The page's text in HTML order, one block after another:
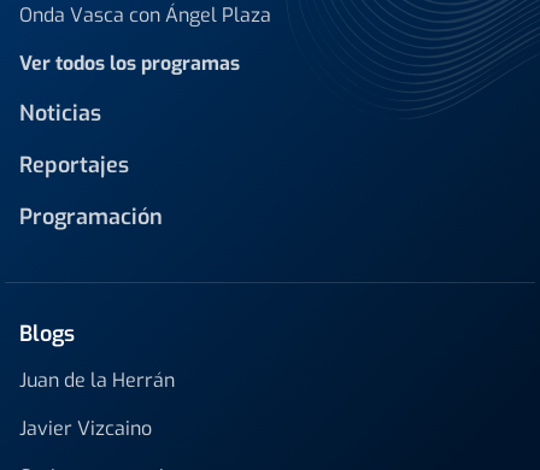
Onda Vasca con Ángel Plaza
Ver todos los programas
Noticias
Reportajes
Programación
Blogs
Juan de la Herrán
Javier Vizcaino